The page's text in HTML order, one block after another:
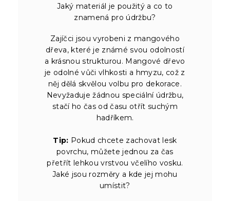
Jaký materiál je použitý a co to
znamená pro údržbu?
Zajíčci jsou vyrobeni z mangového
dřeva, které je známé svou odolností
a krásnou strukturou. Mangové dřevo
je odolné vůči vlhkosti a hmyzu, což z
něj dělá skvělou volbu pro dekorace.
Nevyžaduje žádnou speciální údržbu,
stačí ho čas od času otřít suchým
hadříkem.
Tip: Pokud chcete zachovat lesk
povrchu, můžete jednou za čas
přetřít lehkou vrstvou včelího vosku.
Jaké jsou rozměry a kde jej mohu
umístit?